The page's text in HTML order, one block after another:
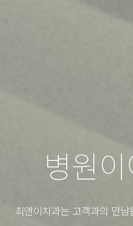
병원
최앤이치과는 고객과의 만